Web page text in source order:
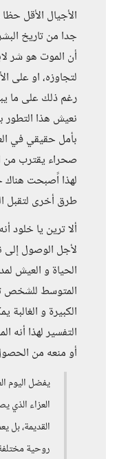
الأجيال الأقل
جدا من تاريخ
أن الموت هو شر
لتجاوزه، او على
رغم ذلك على ما
نعيش هذا التطور
بأمل حقيقي في
صحراء يقترب من
لهذا اًصبحت
طرق أخرى لتقبل
ألا ترين يا خلود
لأجل الوصول
الحياة و العيش
المتوسط للشخص
التفسير لهذا
أو منعه من
يفضل اليوم
العزاء الذي
القديمة، بل
روحية